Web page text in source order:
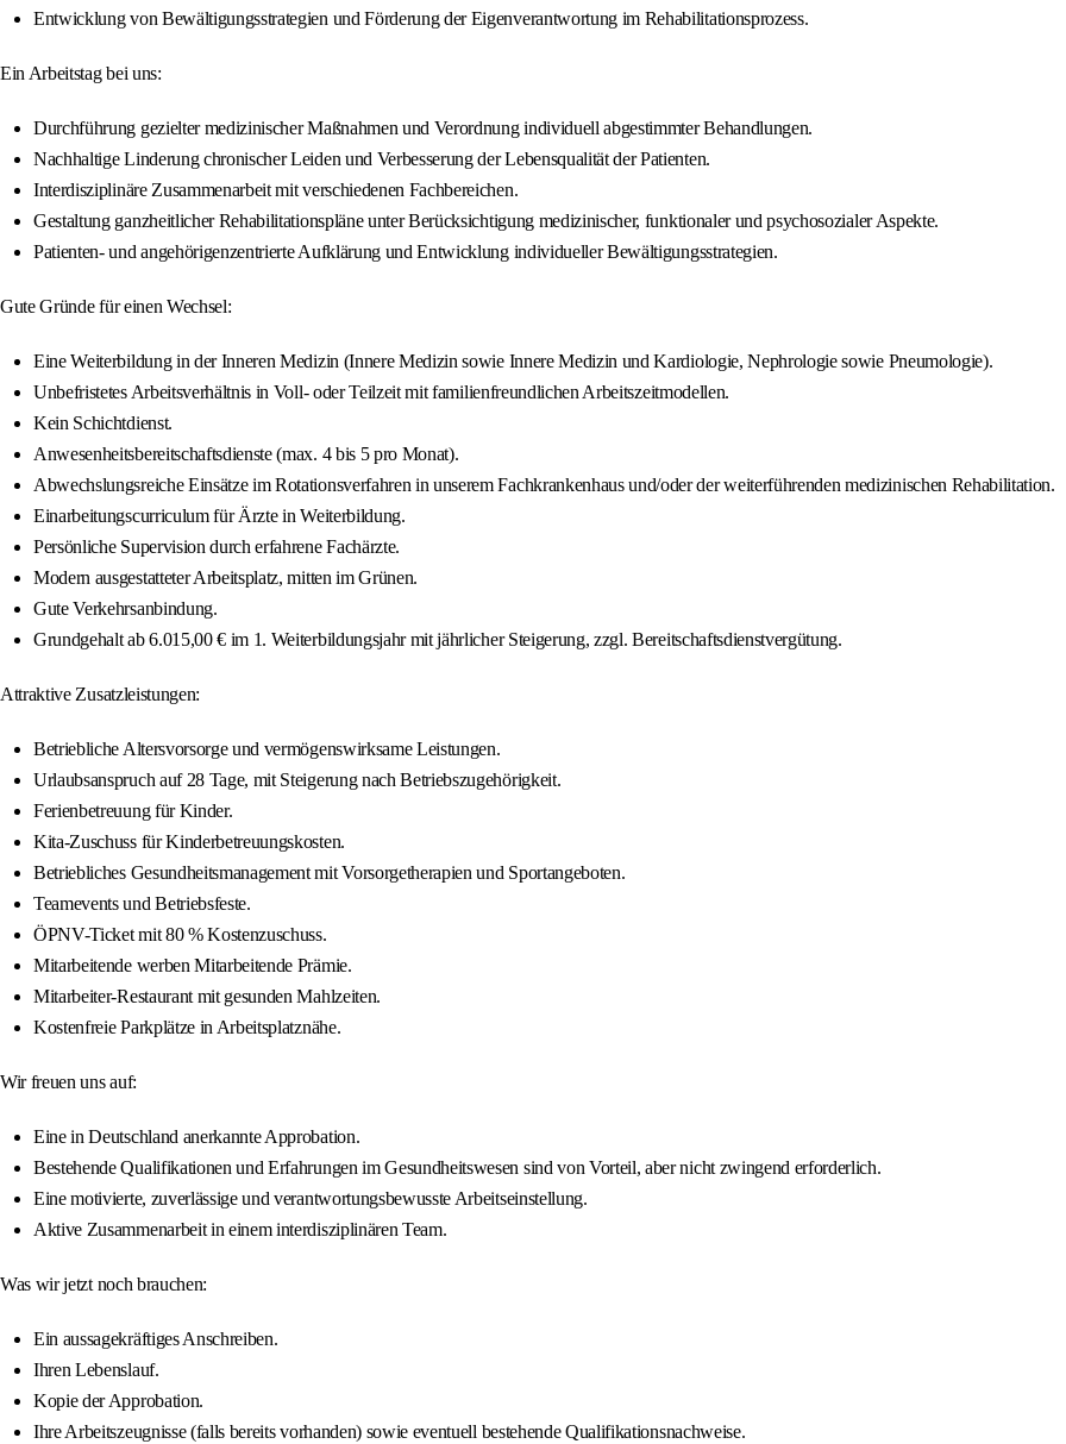
Entwicklung von Bewältigungsstrategien und Förderung der Eigenverantwortung im Rehabilitationsprozess.
Ein Arbeitstag bei uns:
Durchführung gezielter medizinischer Maßnahmen und Verordnung individuell abgestimmter Behandlungen.
Nachhaltige Linderung chronischer Leiden und Verbesserung der Lebensqualität der Patienten.
Interdisziplinäre Zusammenarbeit mit verschiedenen Fachbereichen.
Gestaltung ganzheitlicher Rehabilitationspläne unter Berücksichtigung medizinischer, funktionaler und psychosozialer Aspekte.
Patienten- und angehörigenzentrierte Aufklärung und Entwicklung individueller Bewältigungsstrategien.
Gute Gründe für einen Wechsel:
Eine Weiterbildung in der Inneren Medizin (Innere Medizin sowie Innere Medizin und Kardiologie, Nephrologie sowie Pneumologie).
Unbefristetes Arbeitsverhältnis in Voll- oder Teilzeit mit familienfreundlichen Arbeitszeitmodellen.
Kein Schichtdienst.
Anwesenheitsbereitschaftsdienste (max. 4 bis 5 pro Monat).
Abwechslungsreiche Einsätze im Rotationsverfahren in unserem Fachkrankenhaus und/oder der weiterführenden medizinischen Rehabilitation.
Einarbeitungscurriculum für Ärzte in Weiterbildung.
Persönliche Supervision durch erfahrene Fachärzte.
Modern ausgestatteter Arbeitsplatz, mitten im Grünen.
Gute Verkehrsanbindung.
Grundgehalt ab 6.015,00 € im 1. Weiterbildungsjahr mit jährlicher Steigerung, zzgl. Bereitschaftsdienstvergütung.
Attraktive Zusatzleistungen:
Betriebliche Altersvorsorge und vermögenswirksame Leistungen.
Urlaubsanspruch auf 28 Tage, mit Steigerung nach Betriebszugehörigkeit.
Ferienbetreuung für Kinder.
Kita-Zuschuss für Kinderbetreuungskosten.
Betriebliches Gesundheitsmanagement mit Vorsorgetherapien und Sportangeboten.
Teamevents und Betriebsfeste.
ÖPNV-Ticket mit 80 % Kostenzuschuss.
Mitarbeitende werben Mitarbeitende Prämie.
Mitarbeiter-Restaurant mit gesunden Mahlzeiten.
Kostenfreie Parkplätze in Arbeitsplatznähe.
Wir freuen uns auf:
Eine in Deutschland anerkannte Approbation.
Bestehende Qualifikationen und Erfahrungen im Gesundheitswesen sind von Vorteil, aber nicht zwingend erforderlich.
Eine motivierte, zuverlässige und verantwortungsbewusste Arbeitseinstellung.
Aktive Zusammenarbeit in einem interdisziplinären Team.
Was wir jetzt noch brauchen:
Ein aussagekräftiges Anschreiben.
Ihren Lebenslauf.
Kopie der Approbation.
Ihre Arbeitszeugnisse (falls bereits vorhanden) sowie eventuell bestehende Qualifikationsnachweise.